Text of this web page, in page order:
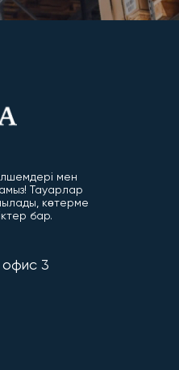
мен
Тауарлар
көтерме
бар.
3